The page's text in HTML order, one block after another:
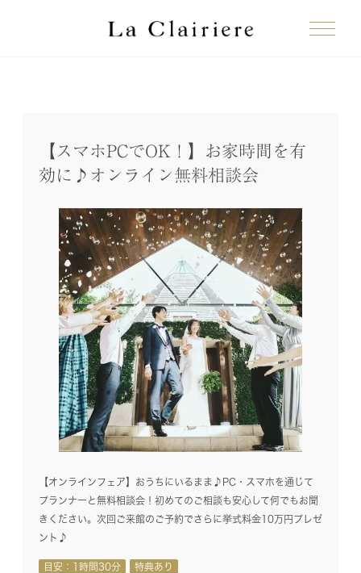
【スマホPCでOK！】お家時間を有
効に♪オンライン無料相談会
【オンラインフェア】おうちにいるまま♪PC・スマホを通じて
プランナーと無料相談会！初めてのご相談も安心して何でもお聞
きください。次回ご来館のご予約でさらに挙式料金10万円プレゼ
ント♪
目安：1時間30分 特典あり